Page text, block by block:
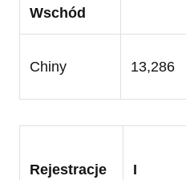
Wschód
Chiny 13,286
Rejestracje
I